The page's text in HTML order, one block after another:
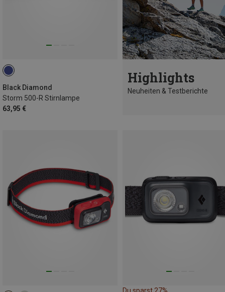
Black Diamond
Storm 500-R Stirnlampe
63,95 €
Highlights
Neuheiten & Testberichte
Du sparst 27%